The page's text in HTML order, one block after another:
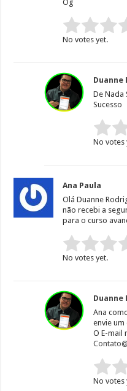
Og
Rate this item:
No votes yet.
Duanne
De Nada
Sucesso
Rate this
No votes
Ana Paula
Olá Duanne
não recebi a
para o curso
Rate this item:
No votes yet.
Duanne
Ana
envie um
O E-mail
Rate this
No votes